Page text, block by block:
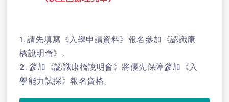
1. 請先填寫《入學申請資料》報名參加《認識康
橋說明會》。
2. 參加《認識康橋說明會》將優先保障參加《入
學能力試探》報名資格。